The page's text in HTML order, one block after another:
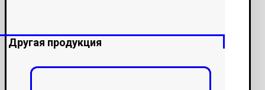
Другая продукция